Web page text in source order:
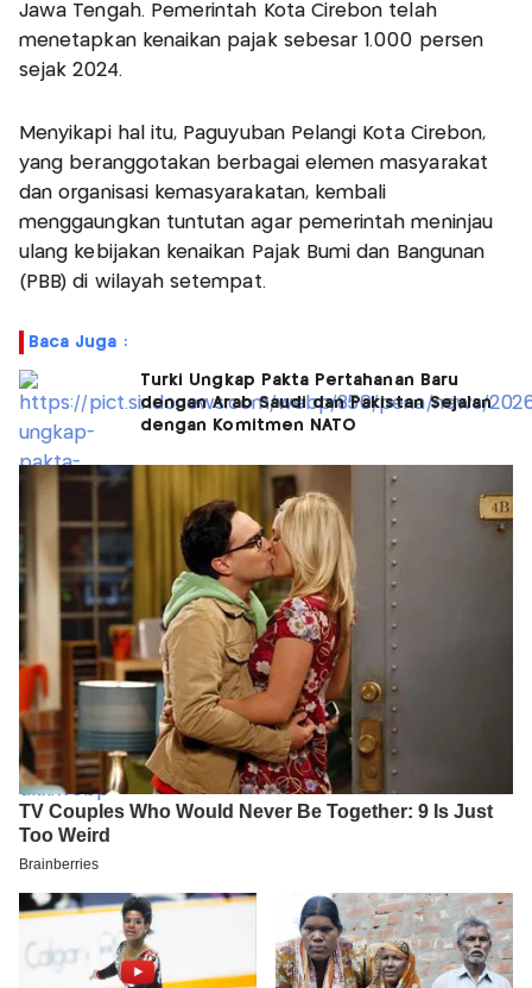
Jawa Tengah. Pemerintah Kota Cirebon telah
menetapkan kenaikan pajak sebesar 1.000 persen
sejak 2024.
Menyikapi hal itu, Paguyuban Pelangi Kota Cirebon,
yang beranggotakan berbagai elemen masyarakat
dan organisasi kemasyarakatan, kembali
menggaungkan tuntutan agar pemerintah meninjau
ulang kebijakan kenaikan Pajak Bumi dan Bangunan
(PBB) di wilayah setempat.
Baca Juga :
Turki Ungkap Pakta Pertahanan Baru
dengan Arab Saudi dan Pakistan Sejalan
dengan Komitmen NATO